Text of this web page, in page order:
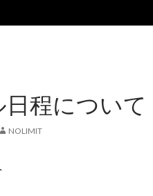
程について
NOLIMIT